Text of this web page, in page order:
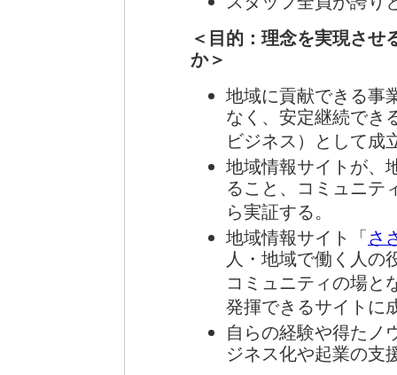
＜目的：理念を実現させ
か＞
地域に貢献できる事
なく、安定継続でき
ビジネス）として成
地域情報サイトが、
ること、コミュニテ
ら実証する。
地域情報サイト「さ
人・地域で働く人の
コミュニティの場と
発揮できるサイトに
自らの経験や得たノ
ジネス化や起業の支